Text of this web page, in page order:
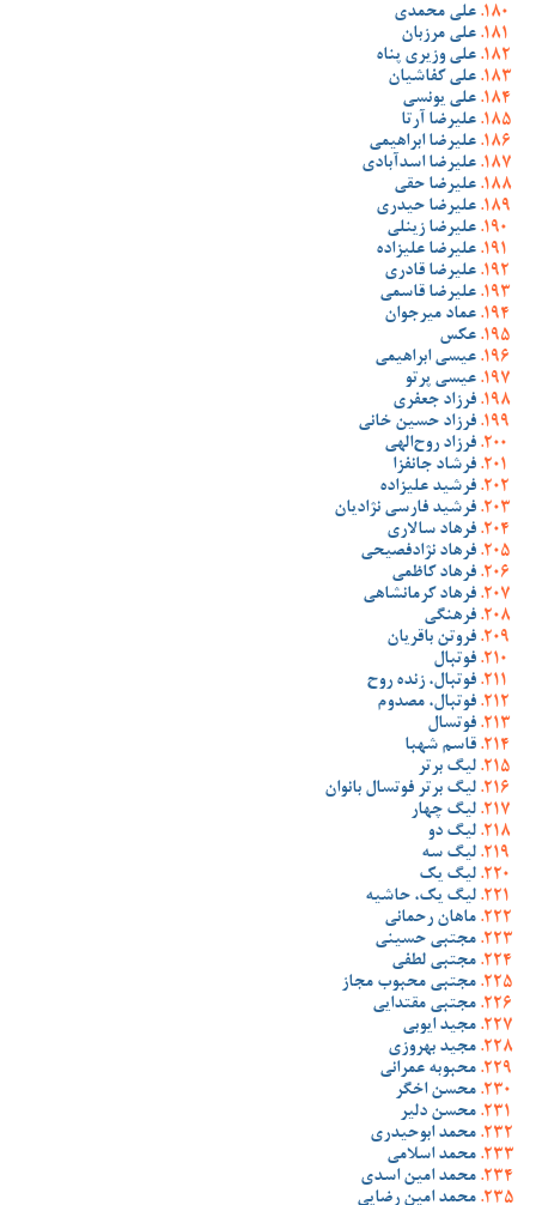
علی محمدی
علی مرزبان
علی وزیری پناه
علی کفاشیان
علی یونسی
علیرضا آرتا
علیرضا ابراهیمی
علیرضا اسدآبادی
علیرضا حقی
علیرضا حیدری
علیرضا زینلی
علیرضا علیزاده
علیرضا قادری
علیرضا قاسمی
عماد میرجوان
عکس
عیسی ابراهیمی
عیسی پرتو
فرزاد جعفری
فرزاد حسین خانی
فرزاد روح‌الهی
فرشاد جانفزا
فرشید علیزاده
فرشید فارسی نژادیان
فرهاد سالاری
فرهاد نژادفصیحی
فرهاد کاظمی
فرهاد کرمانشاهی
فرهنگی
فروتن باقریان
فوتبال
فوتبال، زنده روح
فوتبال، مصدوم
فوتسال
قاسم شهبا
لیگ برتر
لیگ برتر فوتسال بانوان
لیگ چهار
لیگ دو
لیگ سه
لیگ یک
لیگ یک، حاشیه
ماهان رحمانی
مجتبی حسینی
مجتبی لطفی
مجتبی محبوب مجاز
مجتبی مقتدایی
مجید ایوبی
مجید بهروزی
محبوبه عمرانی
محسن اخگر
محسن دلیر
محمد ابوحیدری
محمد اسلامی
محمد امین اسدی
محمد امین رضایی